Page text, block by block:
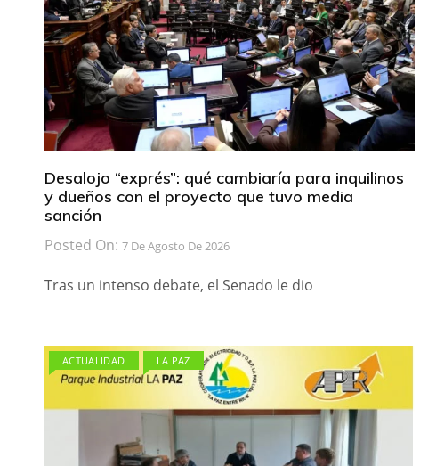
Desalojo “exprés”: qué cambiaría para inquilinos
y dueños con el proyecto que tuvo media
sanción
Posted On: 7 De Agosto De 2026
Tras un intenso debate, el Senado le dio
ACTUALIDAD LA PAZ